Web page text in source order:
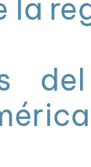
la
del